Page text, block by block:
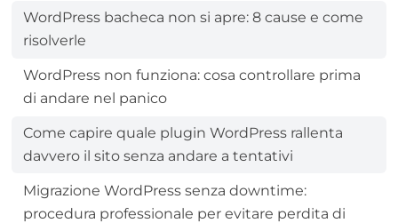
WordPress bacheca non si apre: 8 cause e come
risolverle
WordPress non funziona: cosa controllare prima
di andare nel panico
Come capire quale plugin WordPress rallenta
davvero il sito senza andare a tentativi
Migrazione WordPress senza downtime:
procedura professionale per evitare perdita di